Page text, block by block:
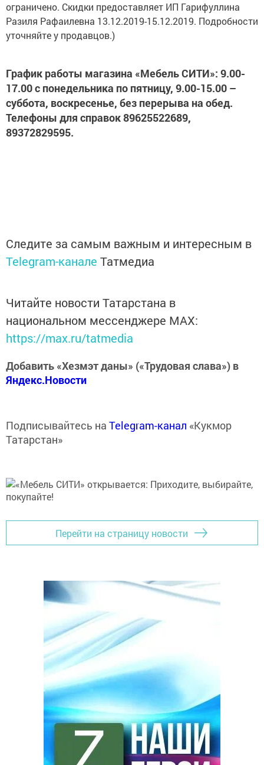
ограничено. Скидки предоставляет ИП Гарифуллина
Разиля Рафаилевна 13.12.2019-15.12.2019. Подробности
уточняйте у продавцов.)
График работы магазина «Мебель СИТИ»: 9.00-
17.00 с понедельника по пятницу, 9.00-15.00 –
суббота, воскресенье, без перерыва на обед.
Телефоны для справок 89625522689,
89372829595.
Следите за самым важным и интересным в
Telegram-канале Татмедиа
Читайте новости Татарстана в
национальном мессенджере MАХ:
https://max.ru/tatmedia
Добавить «Хезмэт даны» («Трудовая слава») в
Яндекс.Новости
Подписывайтесь на Telegram-канал «Кукмор
Татарстан»
Перейти на страницу новости